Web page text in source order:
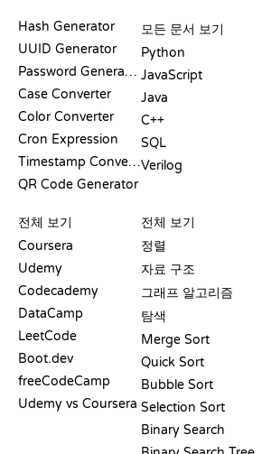
Hash Generator
UUID Generator
Password Generator
Case Converter
Color Converter
Cron Expression
Timestamp Converter
QR Code Generator
모든 문서 보기
Python
JavaScript
Java
C++
SQL
Verilog
전체 보기
Coursera
Udemy
Codecademy
DataCamp
LeetCode
Boot.dev
freeCodeCamp
Udemy vs Coursera
전체 보기
정렬
자료 구조
그래프 알고리즘
탐색
Merge Sort
Quick Sort
Bubble Sort
Selection Sort
Binary Search